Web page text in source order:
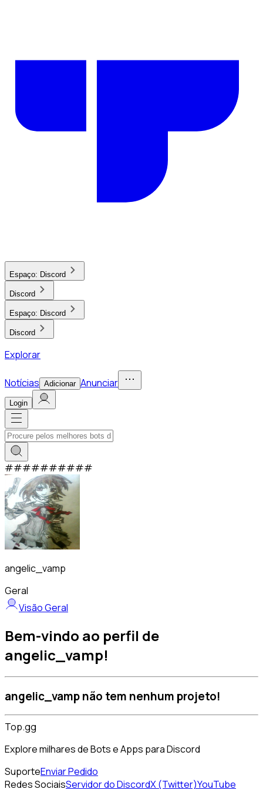
Espaço: Discord
Discord
Espaço: Discord
Discord
Explorar
Notícias Adicionar Anunciar
Login
##########
angelic_vamp
Geral
Visão Geral
Bem-vindo ao perfil de
angelic_vamp!
angelic_vamp não tem nenhum projeto!
Top.gg
Explore milhares de Bots e Apps para Discord
SuporteEnviar Pedido
Redes SociaisServidor do DiscordX (Twitter)YouTube